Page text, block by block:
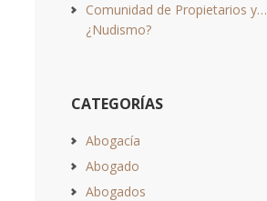
Comunidad de Propietarios y…
¿Nudismo?
CATEGORÍAS
Abogacía
Abogado
Abogados